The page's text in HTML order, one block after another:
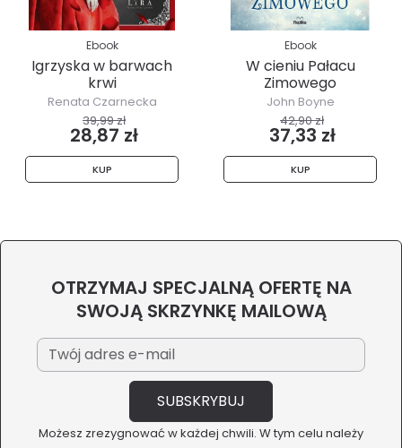
Ebook
Igrzyska w barwach
krwi
Renata Czarnecka
39,99 zł
28,87 zł
KUP
Ebook
W cieniu Pałacu
Zimowego
John Boyne
42,90 zł
37,33 zł
KUP
OTRZYMAJ SPECJALNĄ OFERTĘ NA
SWOJĄ SKRZYNKĘ MAILOWĄ
Możesz zrezygnować w każdej chwili. W tym celu należy